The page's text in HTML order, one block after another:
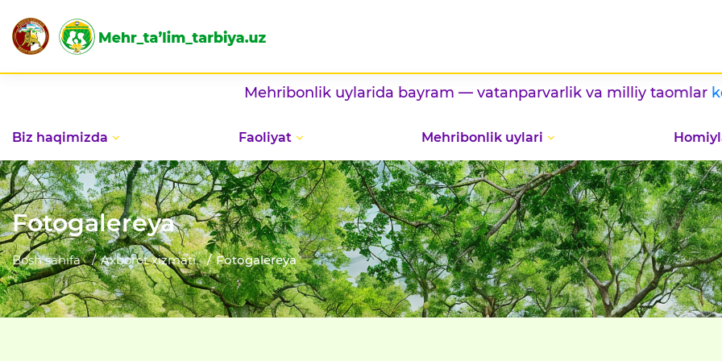
Mehribonlik uylarida bayram — vatanparvarlik va milliy taomlarko‘rgazmasi / /
Biz haqimizda Faoliyat Mehribonlik uylari
Fotogalereya
Bosh sahifa Axborot xizmati Fotogalereya